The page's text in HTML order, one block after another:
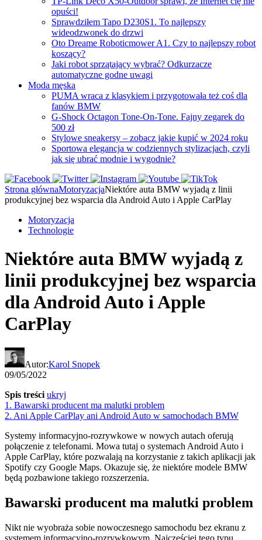
opuści!
Sprawdziłem Tapo D230S1. To najlepszy
wideodzwonek do drzwi
Oto Dreame Roboticmower A1. Czy to najlepszy robot
koszący?
Jaki robot sprzątający wybrać? Odkurzacze
automatyczne godne uwagi
Moda męska
PUMA wraca z klasykiem i przygotowała też coś dla
fanów BMW
G-Shock Octagon Tone-On-Tone. Fajny zegarek do
500 zł
Stylowe sneakersy – zobacz jakie kupić w 2024 roku
Sportowa elegancja w codziennych stylizacjach, czyli
jak się ubrać modnie i wygodnie?
Strona głównaMotoryzacjaNiektóre auta BMW wyjadą z linii
produkcyjnej bez wsparcia dla Android Auto i Apple CarPlay
Motoryzacja
Technologie
Niektóre auta BMW wyjadą z
linii produkcyjnej bez wsparcia
dla Android Auto i Apple
CarPlay
Autor:Karol Snopek
09/05/2022
Spis treści ukryj
1. Bawarski producent ma malutki problem
2. Ani Apple CarPlay ani Android Auto w samochodach BMW
Systemy informacyjno-rozrywkowe w nowych autach oferują
połączenie z telefonami. Mowa tutaj o systemach Android Auto i
Apple CarPlay, które pozwalają na korzystanie z takich aplikacji jak
Spotify czy Google Maps. Okazuje się, że niektóre modele BMW
będą pozbawione takiego rozszerzenia.
Bawarski producent ma malutki problem
Nikt nie wyobraża sobie nowoczesnego samochodu bez ekranu z
systemem informacyjno-rozrywkowym. Najczęściej tego typu